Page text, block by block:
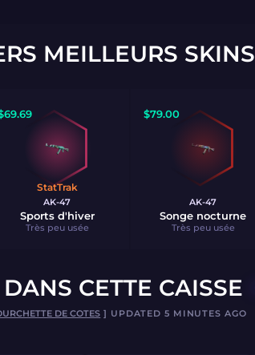
MEILLEURS SKINS
69.69
StatTrak
AK-47
Sports d'hiver
Très peu usée
$79.00
AK-47
Songe nocturne
Très peu usée
CETTE CAISSE
DE COTES ] UPDATED 5 MINUTES AGO